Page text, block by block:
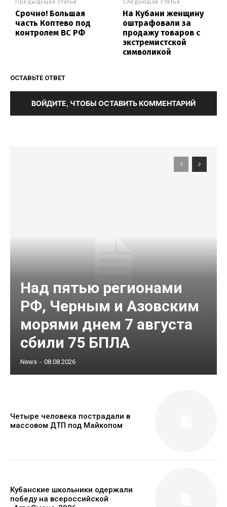
Предыдущая статья
Срочно! Большая
часть Коптево под
контролем ВС РФ
Следующая статья
На Кубани женщину
оштрафовали за
продажу товаров с
экстремистской
символикой
ОСТАВЬТЕ ОТВЕТ
ВОЙДИТЕ, ЧТОБЫ ОСТАВИТЬ КОММЕНТАРИЙ
Над пятью регионами
РФ, Черным и Азовским
морями днем 7 августа
сбили 75 БПЛА
News - 08.08.2026
Четыре человека пострадали в
массовом ДТП под Майкопом
Кубанские школьники одержали
победу на всероссийской